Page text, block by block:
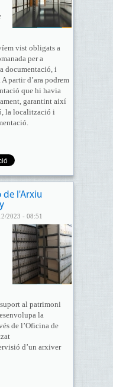
vist obligats a
per a
documentació, i
partir d’ara podrem
que hi havia
garantint així
la localització i
de l'Arxiu
2023 - 08:51
al patrimoni
la
de l’Oficina de
d’un arxiver